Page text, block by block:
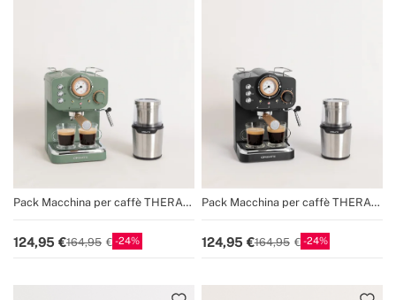
Pack Macchina per caffè THERA
124,95 164,95 24
Pack Macchina per caffè THERA
124,95 164,95 24